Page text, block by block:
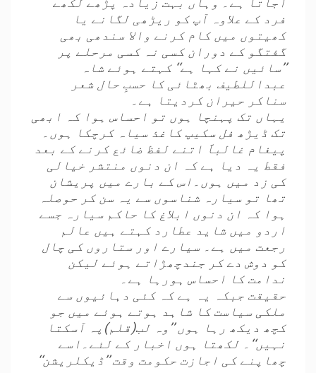
فرد کے علاوہ آپ کو ریڑھی لگانے یا
کھیتوں میں کام کرنے والا سندھی بھی
گفتگو کے دوران کسی نہ کسی مرحلے پر
’’سائیں نے کہا ہے‘‘ کہتے ہوئے شاہ
عبداللطیف بھٹائی کا حسبِ حال شعر
سناکر حیران کردیتا ہے۔
یہاں تک پہنچا ہوں تو احساس ہوا کہ ابھی
تک ڈیڑھ فل سکیپ کاغذ سیاہ کرچکا ہوں۔
پیغام غالباََ اتنے لفظ ضائع کرنے کے بعد
فقط یہ دیا ہے کہ ان دنوں منتشر خیالی
کی زد میں ہوں۔اس کے بارے میں پریشان
تھا تو سیارہ شناسوں سے یہ سن کر حوصلہ
ہوا کہ ان دنوں ابلاغ کا حاکم سیارہ جسے
اردو میں شاید عطارد کہتے ہیں عالم
رجعت میں ہے۔ سیارے اور ستاروں کی چال
کو دوش دے کر جندچھڑاتے ہوئے لیکن
ندامت کا احساس ہورہا ہے۔
حقیقت جبکہ یہ ہے کہ کئی دہائیوں سے
ملکی سیاست کا شاہد ہوتے ہوئے میں جو
کچھ دیکھ رہا ہوں ’’وہ لب(قلم)پہ آسکتا
نہیں‘‘۔ لکھتا ہوں اخبار کے لئے۔اسے
چھاپنے کی اجازت حکومت وقت ’’ڈیکلریشن‘‘